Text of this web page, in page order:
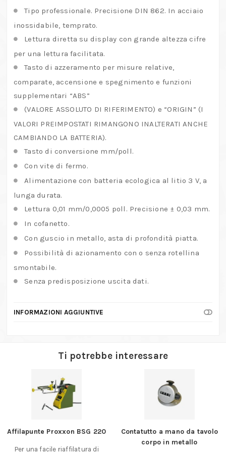
"ABS"
quantità
Tipo professionale. Precisione DIN 862. In acciaio
inossidabile, temprato.
Lettura diretta su display con grande altezza cifre
per una lettura facilitata.
Tasto di azzeramento per misure relative,
comparate, accensione e spegnimento e funzioni
supplementari “ABS”
(VALORE ASSOLUTO DI RIFERIMENTO) e “ORIGIN” (I
VALORI PREIMPOSTATI RIMANGONO INALTERATI ANCHE
CAMBIANDO LA BATTERIA).
Tasto di conversione mm/poll.
Con vite di fermo.
Alimentazione con batteria ecologica al litio 3 V, a
lunga durata.
Lettura 0,01 mm/0,0005 poll. Precisione ± 0,03 mm.
In cofanetto.
Con guscio in metallo, asta di profondità piatta.
Possibilità di azionamento con o senza rotellina
smontabile.
Senza predisposizione uscita dati.
INFORMAZIONI AGGIUNTIVE
Ti potrebbe interessare
Affilapunte Proxxon BSG 220
Per una facile riaffilatura di
Contatutto a mano da tavolo
corpo in metallo